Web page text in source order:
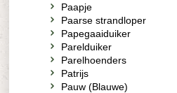
Paapje
Paarse strandloper
Papegaaiduiker
Parelduiker
Parelhoenders
Patrijs
Pauw (Blauwe)